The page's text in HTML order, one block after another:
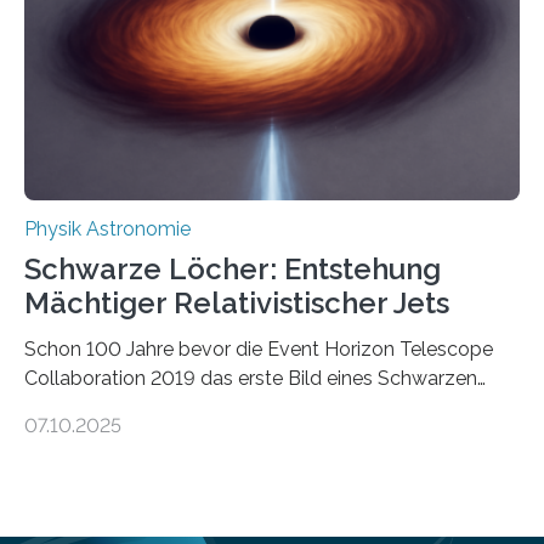
Verbrennungsmotoren oder Dampfturbinen sind
Wärmekraftmaschinen: Sie wandeln thermische
Energie in mechanische Bewegung um – oder anders
ausgedrückt, Wärme in Bewegung. In
quantenmechanischen Experimenten ist es in den…
Physik Astronomie
Schwarze Löcher: Entstehung
Mächtiger Relativistischer Jets
Schon 100 Jahre bevor die Event Horizon Telescope
Collaboration 2019 das erste Bild eines Schwarzen
hatte der Astronom Heber Curtis einen seltsamen
07.10.2025